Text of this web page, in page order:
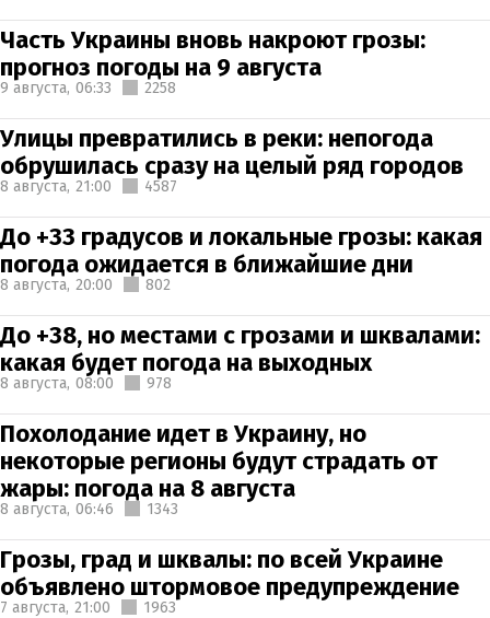
Часть Украины вновь накроют грозы:
прогноз погоды на 9 августа
9 августа, 06:33 2258
Улицы превратились в реки: непогода
обрушилась сразу на целый ряд городов
8 августа, 21:00 4587
До +33 градусов и локальные грозы: какая
погода ожидается в ближайшие дни
8 августа, 20:00 802
До +38, но местами с грозами и шквалами:
какая будет погода на выходных
8 августа, 08:00 978
Похолодание идет в Украину, но
некоторые регионы будут страдать от
жары: погода на 8 августа
8 августа, 06:46 1343
Грозы, град и шквалы: по всей Украине
объявлено штормовое предупреждение
7 августа, 21:00 1963